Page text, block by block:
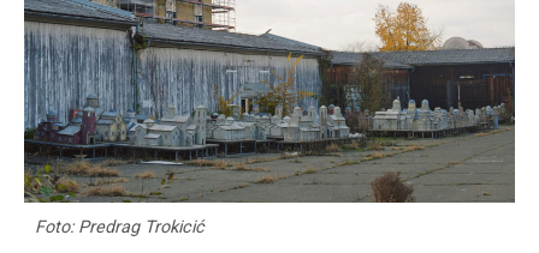
Foto: Predrag Trokicić